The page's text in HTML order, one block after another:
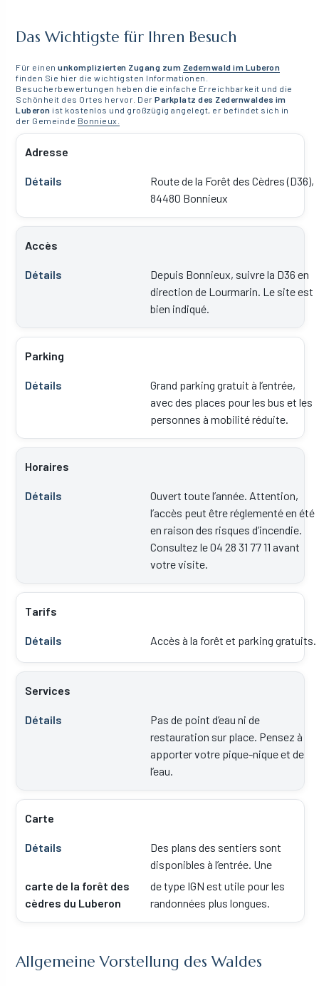
Das Wichtigste für Ihren Besuch
Für einenunkomplizierten Zugang zum Zedernwald im Luberon
finden Sie hier die wichtigsten Informationen.
Besucherbewertungen heben die einfache Erreichbarkeit und die
Schönheit des Ortes hervor. DerParkplatz des Zedernwaldes im
Luberon ist kostenlos und großzügig angelegt, er befindet sich in
der Gemeinde Bonnieux.
Adresse
Route de la Forêt des Cèdres (D36),
84480 Bonnieux
Accès
Depuis Bonnieux, suivre la D36 en
direction de Lourmarin. Le site est
bien indiqué.
Parking
Grand parking gratuit à l’entrée,
avec des places pour les bus et les
personnes à mobilité réduite.
Horaires
Ouvert toute l’année. Attention,
l’accès peut être réglementé en été
en raison des risques d’incendie.
Consultez le 04 28 31 77 11 avant
votre visite.
Tarifs
Accès à la forêt et parking gratuits.
Services
Pas de point d’eau ni de
restauration sur place. Pensez à
apporter votre pique-nique et de
l’eau.
Carte
Des plans des sentiers sont
disponibles à l’entrée. Une
carte de la forêt des
cèdres du Luberon
de type IGN est utile pour les
randonnées plus longues.
Allgemeine Vorstellung des Waldes